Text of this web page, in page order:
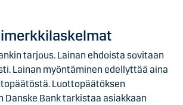
tarjous. Lainan ehdoista sovitaan
Lainan myöntäminen edellyttää aina
Luottopäätöksen
Danske Bank tarkistaa asiakkaan